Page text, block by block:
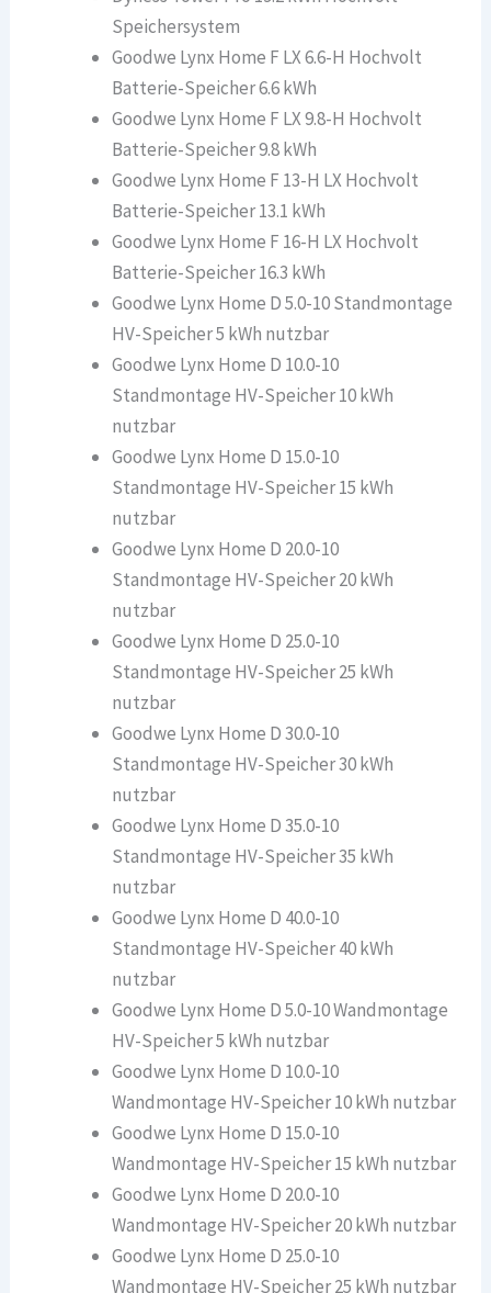
Speichersystem
Goodwe Lynx Home F LX 6.6-H Hochvolt
Batterie-Speicher 6.6 kWh
Goodwe Lynx Home F LX 9.8-H Hochvolt
Batterie-Speicher 9.8 kWh
Goodwe Lynx Home F 13-H LX Hochvolt
Batterie-Speicher 13.1 kWh
Goodwe Lynx Home F 16-H LX Hochvolt
Batterie-Speicher 16.3 kWh
Goodwe Lynx Home D 5.0-10 Standmontage
HV-Speicher 5 kWh nutzbar
Goodwe Lynx Home D 10.0-10
Standmontage HV-Speicher 10 kWh
nutzbar
Goodwe Lynx Home D 15.0-10
Standmontage HV-Speicher 15 kWh
nutzbar
Goodwe Lynx Home D 20.0-10
Standmontage HV-Speicher 20 kWh
nutzbar
Goodwe Lynx Home D 25.0-10
Standmontage HV-Speicher 25 kWh
nutzbar
Goodwe Lynx Home D 30.0-10
Standmontage HV-Speicher 30 kWh
nutzbar
Goodwe Lynx Home D 35.0-10
Standmontage HV-Speicher 35 kWh
nutzbar
Goodwe Lynx Home D 40.0-10
Standmontage HV-Speicher 40 kWh
nutzbar
Goodwe Lynx Home D 5.0-10 Wandmontage
HV-Speicher 5 kWh nutzbar
Goodwe Lynx Home D 10.0-10
Wandmontage HV-Speicher 10 kWh nutzbar
Goodwe Lynx Home D 15.0-10
Wandmontage HV-Speicher 15 kWh nutzbar
Goodwe Lynx Home D 20.0-10
Wandmontage HV-Speicher 20 kWh nutzbar
Goodwe Lynx Home D 25.0-10
Wandmontage HV-Speicher 25 kWh nutzbar